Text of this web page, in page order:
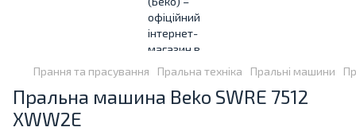
Прання та прасування Пральна техніка Пральні машини
Пральна машина Beko SWRE 7512
XWW2E